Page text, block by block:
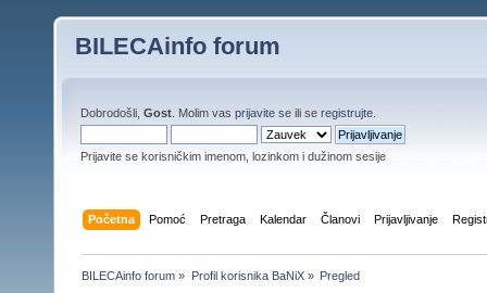
BILECAinfo forum
Dobrodošli, Gost . Molim vas prijavite se ili se registrujte
Prijavite se korisničkim imenom, lozinkom i dužinom sesije
Početna Pomoć Pretraga Kalendar Članovi Prijavljivanje
BILECAinfo forum » Profil korisnika BaNiX» Pregled